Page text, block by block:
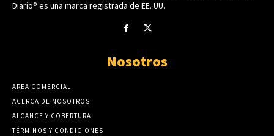
Diario® es una marca registrada de EE. UU.
Nosotros
AREA COMERCIAL
ACERCA DE NOSOTROS
ALCANCE Y COBERTURA
TÉRMINOS Y CONDICIONES